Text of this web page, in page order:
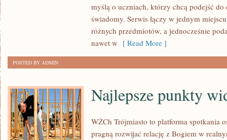
myślą o uczniach, którzy chcą podejść
świadomy. Serwis łączy w jednym
różnych przedmiotów, a jednocześnie
nawet w [ Read More ]
POSTED BY ADMIN
Najlepsze punkty
WŻCh Trójmiasto to platforma spotkania
pragną rozwijać relację z Bogiem w